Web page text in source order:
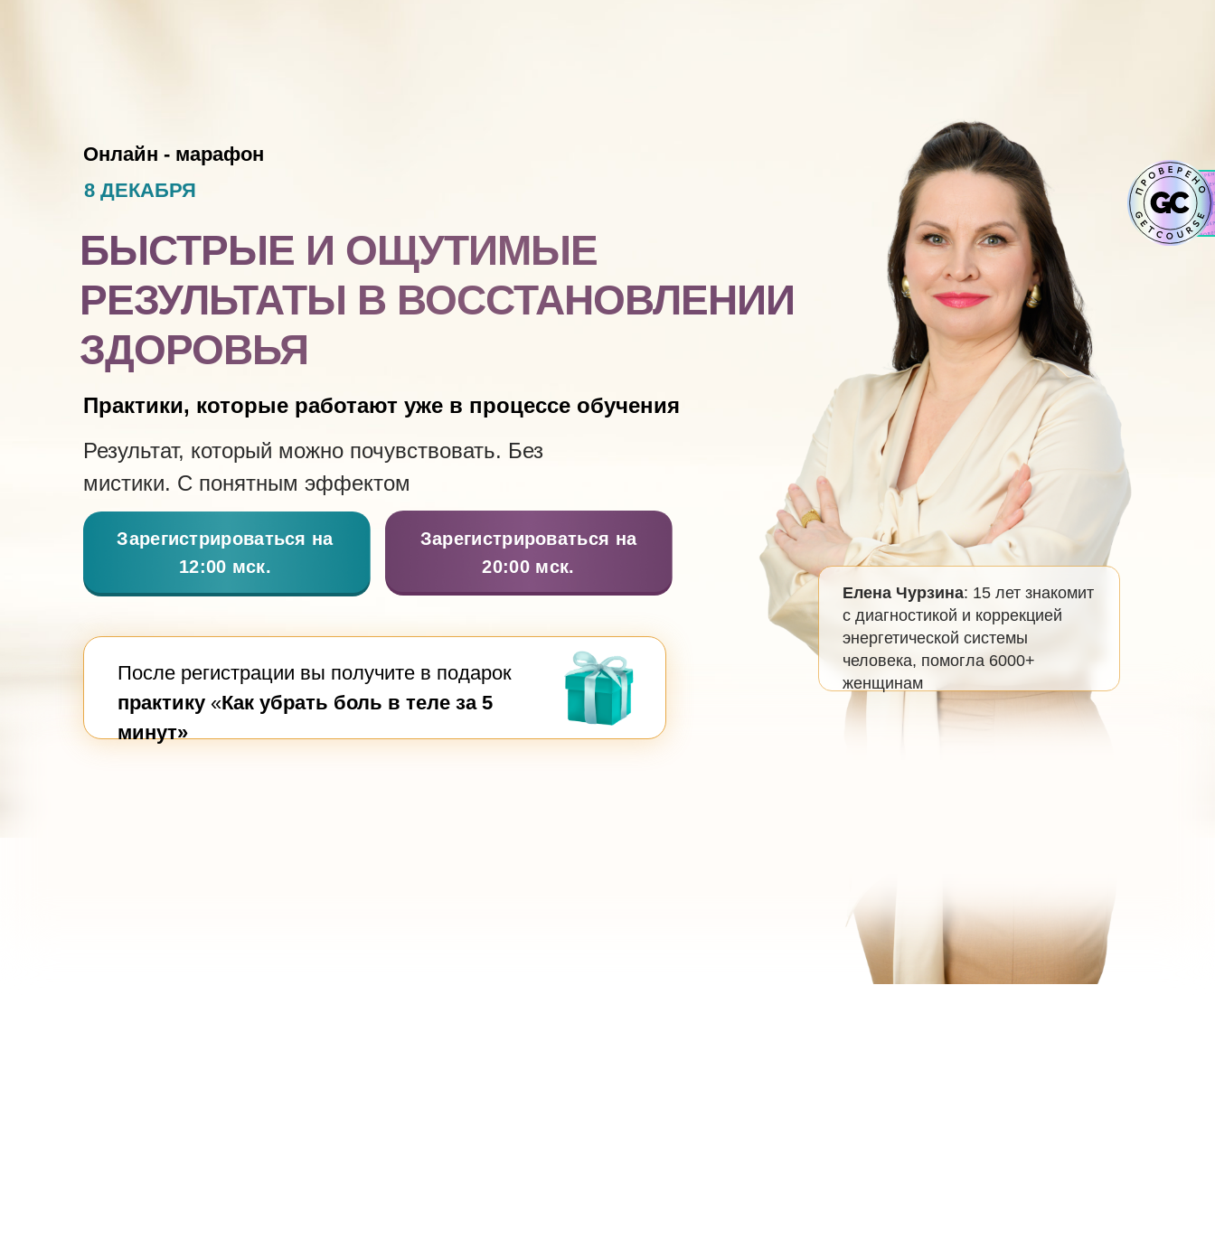
Онлайн - марафон
Практики, которые работают уже в процессе обучения
После регистрации вы получите в подарок
практику «Как убрать боль в теле за 5
минут»
БЫСТРЫЕ И ОЩУТИМЫЕ
РЕЗУЛЬТАТЫ В ВОССТАНОВЛЕНИИ
ЗДОРОВЬЯ
Результат, который можно почувствовать. Без
мистики. С понятным эффектом
8 ДЕКАБРЯ
Зарегистрироваться на
12:00 мск.
Зарегистрироваться на
20:00 мск.
Елена Чурзина: 15 лет знакомит
с диагностикой и коррекцией
энергетической системы
человека, помогла 6000+
женщинам